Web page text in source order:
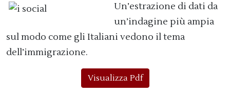
Un’estrazione di dati da
un’indagine più ampia
sul modo come gli Italiani vedono il tema
dell’immigrazione.
Visualizza Pdf